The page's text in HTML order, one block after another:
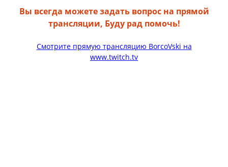
Вы всегда можете задать вопрос на прямой
трансляции, Буду рад помочь!
Смотрите прямую трансляцию BorcoVski на
www.twitch.tv